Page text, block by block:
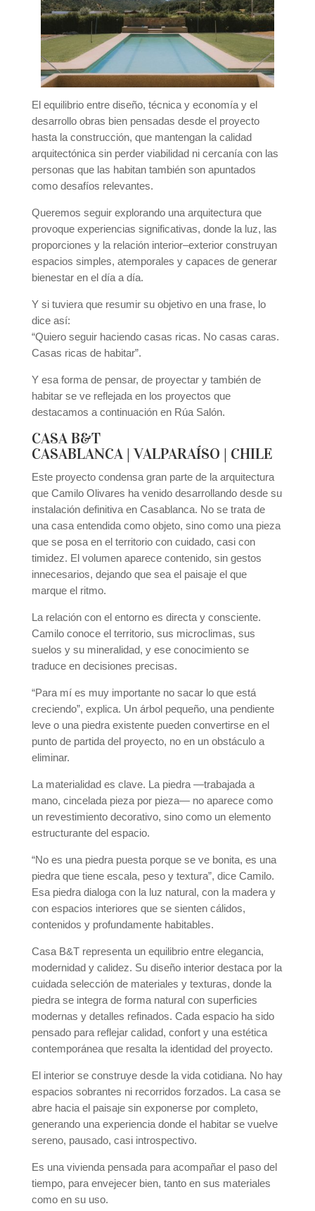
El equilibrio entre diseño, técnica y economía y el
desarrollo obras bien pensadas desde el proyecto
hasta la construcción, que mantengan la calidad
arquitectónica sin perder viabilidad ni cercanía con las
personas que las habitan también son apuntados
como desafíos relevantes.
Queremos seguir explorando una arquitectura que
provoque experiencias significativas, donde la luz, las
proporciones y la relación interior–exterior construyan
espacios simples, atemporales y capaces de generar
bienestar en el día a día.
Y si tuviera que resumir su objetivo en una frase, lo
dice así:
“Quiero seguir haciendo casas ricas. No casas caras.
Casas ricas de habitar”.
Y esa forma de pensar, de proyectar y también de
habitar se ve reflejada en los proyectos que
destacamos a continuación en Rúa Salón.
CASA B&T
CASABLANCA | VALPARAÍSO | CHILE
Este proyecto condensa gran parte de la arquitectura
que Camilo Olivares ha venido desarrollando desde su
instalación definitiva en Casablanca. No se trata de
una casa entendida como objeto, sino como una pieza
que se posa en el territorio con cuidado, casi con
timidez. El volumen aparece contenido, sin gestos
innecesarios, dejando que sea el paisaje el que
marque el ritmo.
La relación con el entorno es directa y consciente.
Camilo conoce el territorio, sus microclimas, sus
suelos y su mineralidad, y ese conocimiento se
traduce en decisiones precisas.
“Para mí es muy importante no sacar lo que está
creciendo”, explica. Un árbol pequeño, una pendiente
leve o una piedra existente pueden convertirse en el
punto de partida del proyecto, no en un obstáculo a
eliminar.
La materialidad es clave. La piedra —trabajada a
mano, cincelada pieza por pieza— no aparece como
un revestimiento decorativo, sino como un elemento
estructurante del espacio.
“No es una piedra puesta porque se ve bonita, es una
piedra que tiene escala, peso y textura”, dice Camilo.
Esa piedra dialoga con la luz natural, con la madera y
con espacios interiores que se sienten cálidos,
contenidos y profundamente habitables.
Casa B&T representa un equilibrio entre elegancia,
modernidad y calidez. Su diseño interior destaca por la
cuidada selección de materiales y texturas, donde la
piedra se integra de forma natural con superficies
modernas y detalles refinados. Cada espacio ha sido
pensado para reflejar calidad, confort y una estética
contemporánea que resalta la identidad del proyecto.
El interior se construye desde la vida cotidiana. No hay
espacios sobrantes ni recorridos forzados. La casa se
abre hacia el paisaje sin exponerse por completo,
generando una experiencia donde el habitar se vuelve
sereno, pausado, casi introspectivo.
Es una vivienda pensada para acompañar el paso del
tiempo, para envejecer bien, tanto en sus materiales
como en su uso.